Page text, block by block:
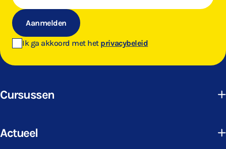
Aanmelden
Ik ga akkoord met het privacybeleid
Cursussen
Actueel